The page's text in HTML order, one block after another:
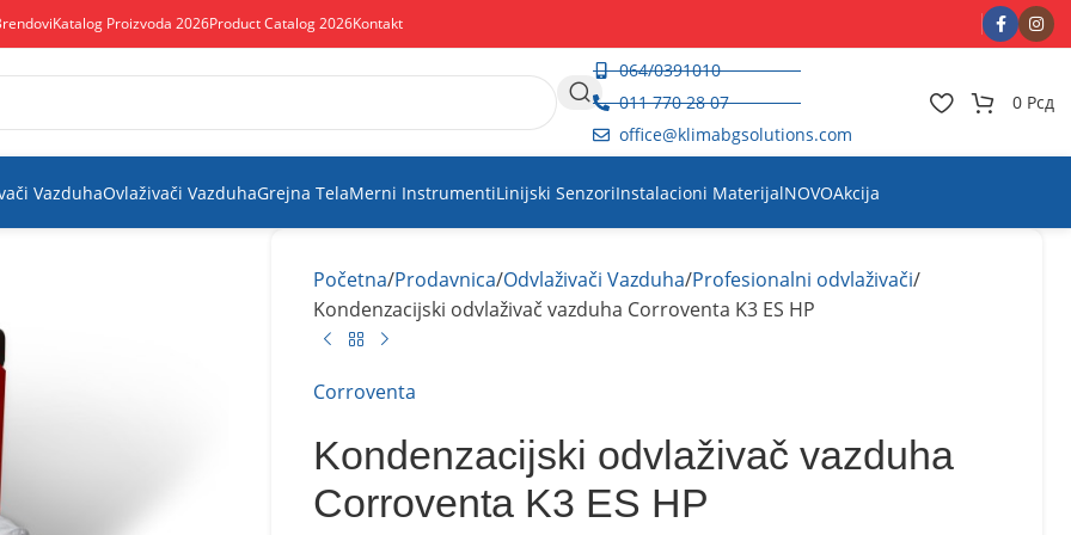
Katalog Proizvoda 2026Product Catalog 2026Kontakt
064/0391010
011 770 28 07
office@klimabgsolutions.com
0 Рсд
VazduhaOvlaživači VazduhaGrejna TelaMerni InstrumentiLinijski SenzoriInstalacioni MaterijalNOVOAkcija
Početna Prodavnica Odvlaživači Vazduha Profesionalni odvlaživači
Kondenzacijski odvlaživač vazduha Corroventa K3 ES HP
Corroventa
Kondenzacijski odvlaživač vazduha
Corroventa K3 ES HP